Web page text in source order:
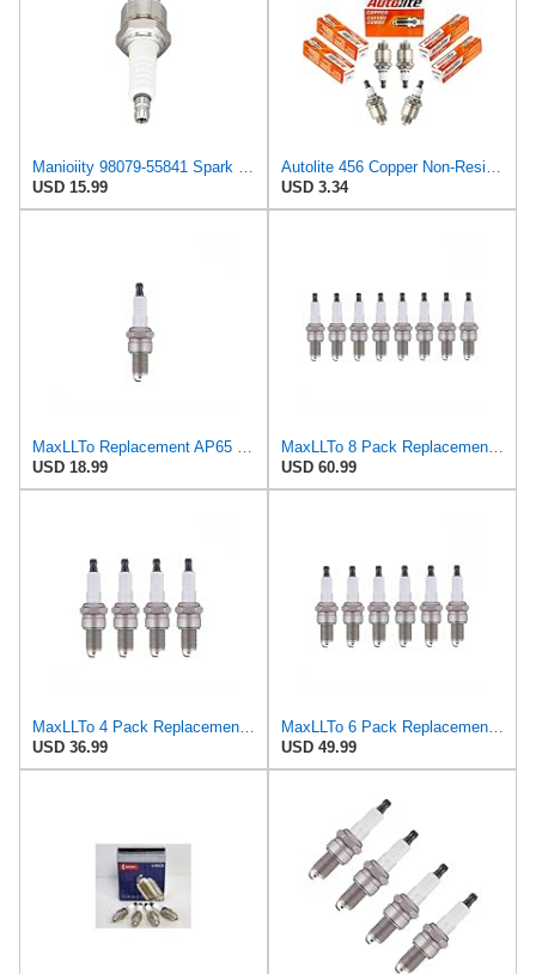
Manioiity 98079-55841 Spark Plug BP5ES Compatible with Honda Engine HRA214 HRA215 HRA216 HRC215
USD 15.99
Autolite 456 Copper Non-Resistor Automotive Replacement Spark Plug (1 Pack)
USD 3.34
MaxLLTo Replacement AP65 Platinum Spark Plug for Bosch H8DCO for Champion 38 for DENSO Auto 6010
USD 18.99
MaxLLTo 8 Pack Replacement AP65 Platinum Spark Plug for Bosch H8DCO for Champion 38 for DENSO Auto
USD 60.99
MaxLLTo 4 Pack Replacement AP65 Platinum Spark Plug for Bosch H8DCO for Champion 38 for DENSO Auto
USD 36.99
MaxLLTo 6 Pack Replacement AP65 Platinum Spark Plug for Bosch H8DCO for Champion 38 for DENSO Auto
USD 49.99